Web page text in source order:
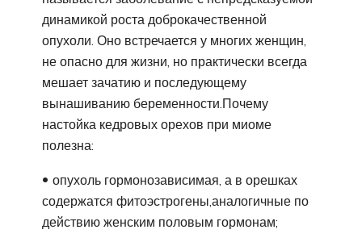
динамикой роста доброкачественной
опухоли. Оно встречается у многих женщин,
не опасно для жизни, но практически всегда
мешает зачатию и последующему
вынашиванию беременности.Почему
настойка кедровых орехов при миоме
полезна:
опухоль гормонозависимая, а в орешках
содержатся фитоэстрогены,аналогичные по
действию женским половым гормонам;